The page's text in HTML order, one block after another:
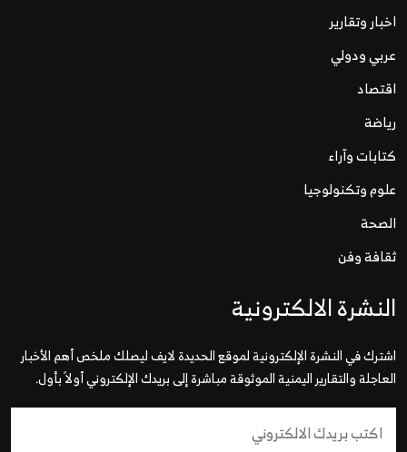
اخبار وتقارير
عربي ودولي
اقتصاد
رياضة
كتابات وآراء
علوم وتكنولوجيا
الصحة
ثقافة وفن
النشرة الالكترونية
اشترك في النشرة الإلكترونية لموقع الحديدة لايف ليصلك ملخص أهم الأخبار
العاجلة والتقارير اليمنية الموثوقة مباشرة إلى بريدك الإلكتروني أولاً بأول.